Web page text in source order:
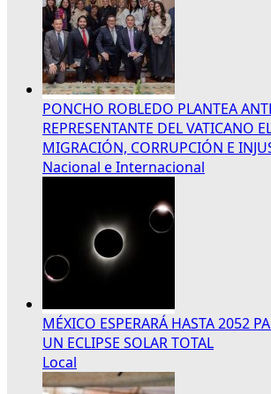
PONCHO ROBLEDO PLANTEA
REPRESENTANTE DEL VATICANO
MIGRACIÓN, CORRUPCIÓN E
Nacional e Internacional
MÉXICO ESPERARÁ HASTA 2052
UN ECLIPSE SOLAR TOTAL
Local